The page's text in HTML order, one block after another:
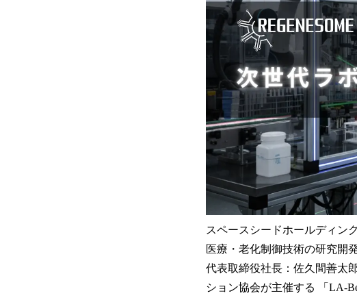
スペースシードホールディン
医療・老化制御技術の研究開
代表取締役社長：佐久間善太
ション協会が主催する 「LA-